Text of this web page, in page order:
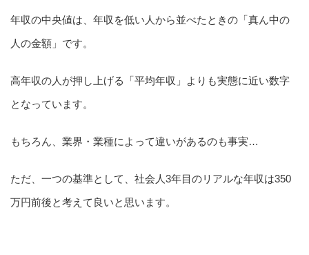
年収の中央値は、年収を低い人から並べたときの「真ん中の
人の金額」です。
高年収の人が押し上げる「平均年収」よりも実態に近い数字
となっています。
もちろん、業界・業種によって違いがあるのも事実…
ただ、一つの基準として、社会人3年目のリアルな年収は350
万円前後と考えて良いと思います。